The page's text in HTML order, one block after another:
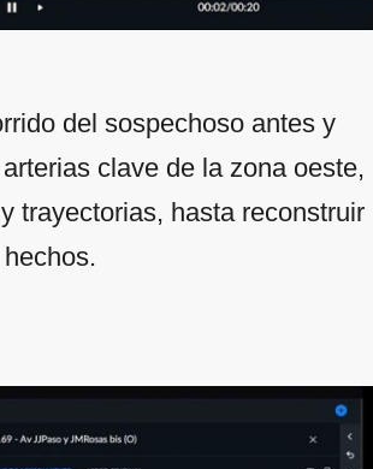
del sospechoso antes y
clave de la zona oeste,
trayectorias, hasta reconstruir